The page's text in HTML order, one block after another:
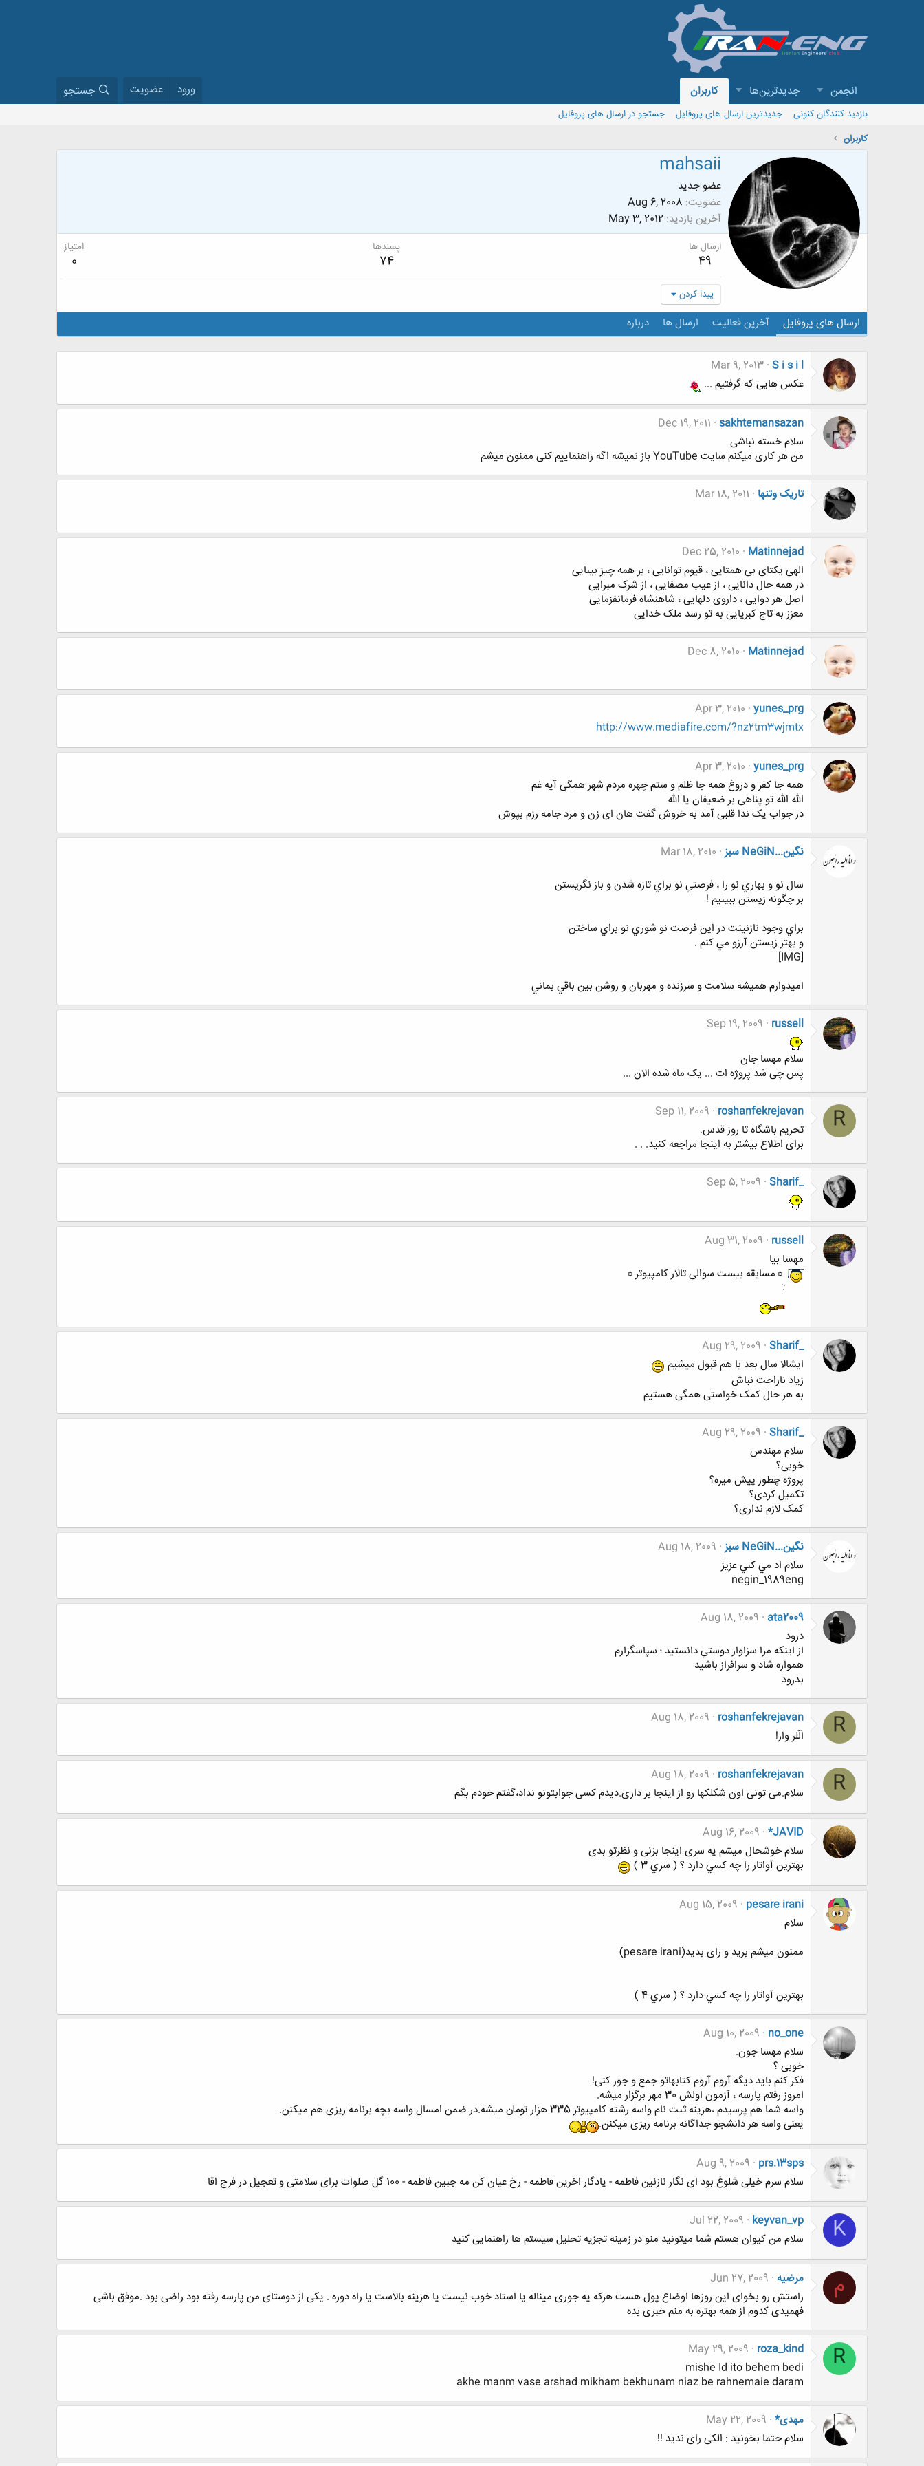
انجمن جدیدترین‌ها کاربران ورود عضویت جستجو
بازدید کنندگان کنونی جدیدترین ارسال های پروفایل
جستجو در ارسال های پروفایل
کاربران
mahsaii
عضو جدید
عضویت Aug 6, 2008
آخرین بازدید May 3, 2012
ارسال ها
49
پسندها
74
امتیاز
0
پیدا کردن
ارسال های پروفایل آخرین فعالیت ارسال ها درباره
S i s i l
Mar 9, 2013
عکس هایی که گرفتیم ...
sakhtemansazan
Dec 19, 2011
سلام خسته نباشی
من هر کاری میکنم سایت YouTube باز نمیشه اگه راهنماییم کنی ممنون میشم
تاریک وتنها Mar 18, 2011
Matinnejad
Dec 25, 2010
الهی یکتای بی همتایی ، قیوم توانایی ، بر همه چیز بینایی
در همه حال دانایی ، از عیب مصفایی ، از شرک مبرایی
اصل هر دوایی ، داروی دلهایی ، شاهنشاه فرمانفزمایی
معزز به تاج کبریایی به تو رسد ملک خدایی
Matinnejad
Dec 8, 2010
yunes_prg
Apr 3, 2010
http://www.mediafire.com/?nz2tm3wjmtx
yunes_prg
Apr 3, 2010
همه جا کفر و دروغ همه جا ظلم و ستم چهره مردم شهر همگی آیه غم
الله الله تو پناهی بر ضعیفان یا الله
در جواب یک ندا قلبی آمد به خروش گفت هان ای زن و مرد جامه رزم بپوش
نگين...NeGiN سبز
Mar 18, 2010
سال نو و بهاري نو را ، فرصتي نو براي تازه شدن و باز نگريستن
بر چگونه زيستن ببينيم !
براي وجود نازنينت در اين فرصت نو شوري نو براي ساختن
و بهتر زيستن آرزو مي كنم .
[IMG]
اميدوارم هميشه سلامت و سرزنده و مهربان و روشن بين باقي بماني
russell
Sep 19, 2009
سلام مهسا جان
پس چی شد پروژه ات ... یک ماه شده الان ...
R
roshanfekrejavan
Sep 11, 2009
تحریم باشگاه تا روز قدس.
برای اطلاع بیشتر به اینجا مراجعه کنید. . .
Sharif_
Sep 5, 2009
russell
Aug 31, 2009
مهسا بیا
☼مسابقه بیست سوالی تالار کامپیوتر☼
Sharif_
Aug 29, 2009
ایشالا سال بعد با هم قبول میشیم
زیاد ناراحت نباش
به هر حال کمک خواستی همگی هستیم
Sharif_
Aug 29, 2009
سلام مهندس
خوبی؟
پروژه چطور پیش میره؟
تکمیل کردی؟
کمک لازم نداری؟
نگين...NeGiN سبز
Aug 18, 2009
سلام اد مي كني عزيز
negin_1989eng
ata2009
Aug 18, 2009
درود
از اينكه مرا سزاوار دوستي دانستيد ؛ سپاسگزارم
همواره شاد و سرافراز باشید
بدرود
R
roshanfekrejavan
Aug 18, 2009
اَلّلر وار!
R
roshanfekrejavan
Aug 18, 2009
سلام.می تونی اون شکلکها رو از اینجا بر داری.دیدم کسی جوابتونو نداد،گفتم خودم بگم
*JAVID
Aug 16, 2009
سلام خوشحال میشم یه سری اینجا بزنی و نظرتو بدی
بهترين آواتار را چه كسي دارد ؟ ( سري 3 )
pesare irani
Aug 15, 2009
سلام
ممنون میشم برید و رای بدید(pesare irani)
بهترين آواتار را چه كسي دارد ؟ ( سري 4 )
no_one
Aug 10, 2009
سلام مهسا جون.
خوبی ؟
فکر کنم باید دیگه آروم آروم کتابهاتو جمع و جور کنی!
امروز رفتم پارسه ، آزمون اولش 30 مهر برگزار میشه.
واسه شما هم پرسیدم ،هزینه ثبت نام واسه رشته کامپیوتر 335 هزار تومان میشه.در ضمن امسال واسه بچه برنامه ریزی هم میکنن.
یعنی واسه هر دانشجو جداگانه برنامه ریزی میکنن.
prs.13sps
Aug 9, 2009
سلام سرم خیلی شلوغ بود ای نگار نازنین فاطمه - یادگار اخرین فاطمه - رخ عیان کن مه جبین فاطمه - 100 گل صلوات برای سلامتی و تعجیل در فرج اقا
K
keyvan_vp
Jul 22, 2009
سلام من کیوان هستم شما میتونید منو در زمینه تجزیه تحلیل سیستم ها راهنمایی کنید
م مرضيه Jun 27, 2009
راستش رو بخوای این روزها اوضاع پول هست هرکه یه جوری میناله یا استاد خوب نیست یا هزینه بالاست یا راه دوره . یکی از دوستای من پارسه رفته بود راضی بود .موفق باشی
فهمیدی کدوم از همه بهتره به منم خبری بده
R
roza_kind
May 29, 2009
mishe Id ito behem bedi
akhe manm vase arshad mikham bekhunam niaz be rahnemaie daram
مهدی* May 22, 2009
سلام حتما بخونید : الکی رای ندید !!